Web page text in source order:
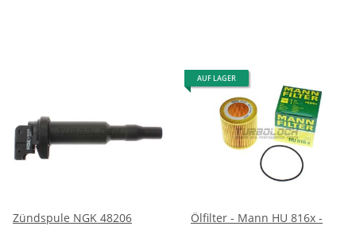
Zündspule NGK 48206
AUF LAGER
Ölfilter - Mann HU 816x -